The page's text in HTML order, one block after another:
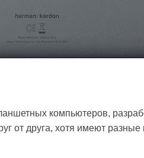
компьютеров,
от друга, хотя имеют